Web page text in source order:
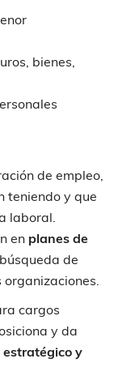
bienes,
de empleo,
teniendo y que
laboral.
en planes de
de
cargos
y da
y